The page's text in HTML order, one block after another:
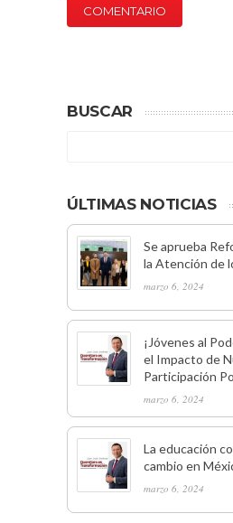
BUSCAR
ÚLTIMAS NOTICIAS
Se aprueba
la Atención de
marzo 6, 2024
¡Jóvenes al
el Impacto de
Participación
marzo 6, 2024
La educación
cambio en
marzo 6, 2024